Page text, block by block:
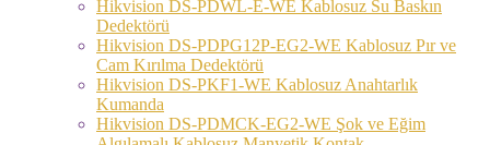
Hikvision DS-PDWL-E-WE Kablosuz Su Baskın
Dedektörü
Hikvision DS-PDPG12P-EG2-WE Kablosuz Pır ve
Cam Kırılma Dedektörü
Hikvision DS-PKF1-WE Kablosuz Anahtarlık
Kumanda
Hikvision DS-PDMCK-EG2-WE Şok ve Eğim